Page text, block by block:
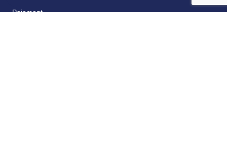
Paiement